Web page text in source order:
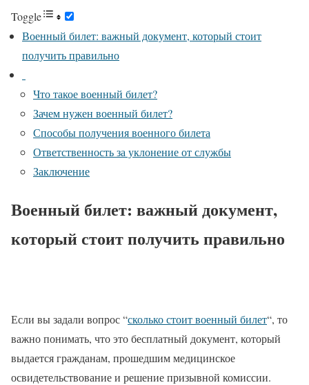
Toggle
Военный билет: важный документ, который стоит
получить правильно
Что такое военный билет?
Зачем нужен военный билет?
Способы получения военного билета
Ответственность за уклонение от службы
Заключение
Военный билет: важный документ,
который стоит получить правильно
Если вы задали вопрос “сколько стоит военный билет“, то
важно понимать, что это бесплатный документ, который
выдается гражданам, прошедшим медицинское
освидетельствование и решение призывной комиссии.